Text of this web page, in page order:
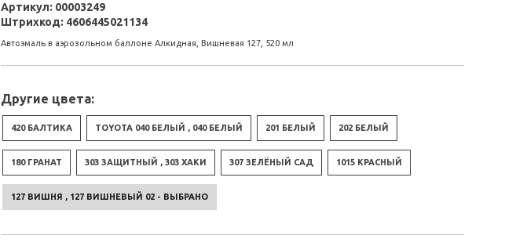
Артикул: 00003249
Штрихкод: 4606445021134
Автоэмаль в аэрозольном баллоне Алкидная, Вишневая 127, 520 мл
Другие цвета:
420 БАЛТИКА TOYOTA 040 БЕЛЫЙ , 040 БЕЛЫЙ 201 БЕЛЫЙ 202 БЕЛЫЙ
180 ГРАНАТ 303 ЗАЩИТНЫЙ , 303 ХАКИ 307 ЗЕЛЁНЫЙ САД 1015 КРАСНЫЙ
127 ВИШНЯ , 127 ВИШНЕВЫЙ 02 - ВЫБРАНО